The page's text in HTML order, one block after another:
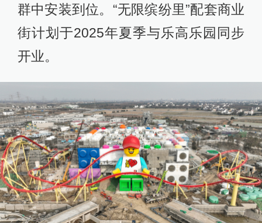
群中安装到位。“无限缤纷里”配套商业
街计划于2025年夏季与乐高乐园同步
开业。